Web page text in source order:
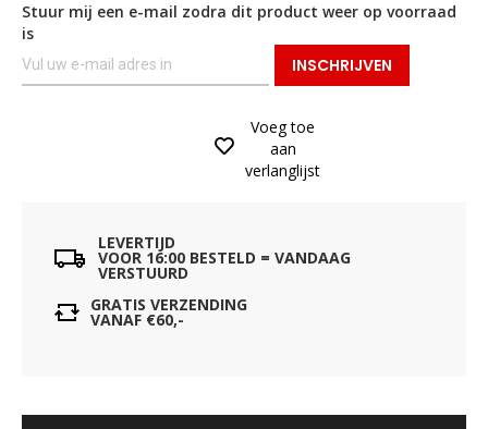
Stuur mij een e-mail zodra dit product weer op voorraad
is
INSCHRIJVEN
Voeg toe
aan
verlanglijst
LEVERTIJD
VOOR 16:00 BESTELD = VANDAAG
VERSTUURD
GRATIS VERZENDING
VANAF €60,-